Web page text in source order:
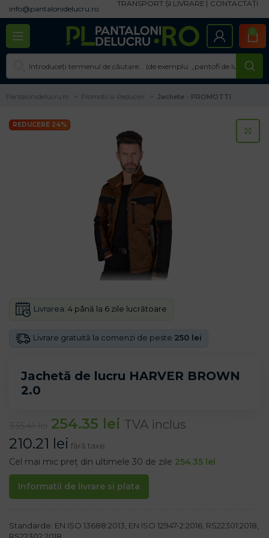
info@pantalonidelucru.ro
TRANSPORT ȘI LIVRARE CONTACTAȚI
0
Pantalonidelucru.ro Promotii si Reduceri Jachete - PROMOTTI
REDUCERE 24%
Jachetă de lucru HARVER BROWN
2.0
Livrare gratuită la comenzi de peste 250 lei
Livrarea: 4 până la 6 zile lucrătoare
254.35 lei TVA inclus
210.21 lei fără taxe
Cel mai mic preț din ultimele 30 de zile 254.35 lei
Informatii de livrare si plata
Standarde: EN ISO 13688:2013, EN ISO 12947-2:2016, RS22301:2018,